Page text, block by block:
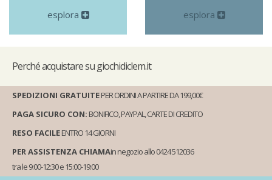
esplora esplora
Perchéacquistare su giochidiclem.it
SPEDIZIONI GRATUITEPER ORDINI A PARTIRE DA 199,00€
PAGA SICURO CON: BONIFICO, PAYPAL, CARTE DI CREDITO
RESO FACILEENTRO 14 GIORNI
PER ASSISTENZA CHIAMAin negozio allo 0424 512036
tra le 9:00-12:30 e 15:00-19:00